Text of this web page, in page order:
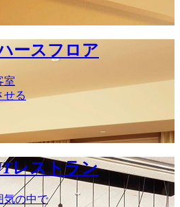
ースフロア
室
せる
レストラン
気の中で